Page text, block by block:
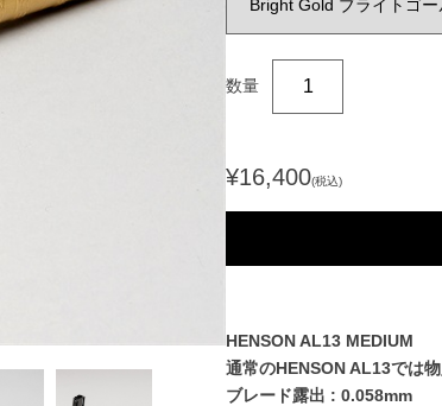
数量
¥16,400(税込)
HENSON AL13 MEDIUM
通常のHENSON AL13では
ブレード露出 : 0.058mm